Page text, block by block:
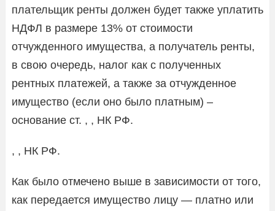
плательщик ренты должен будет также уплатить
НДФЛ в размере 13% от стоимости
отчужденного имущества, а получатель ренты,
в свою очередь, налог как с полученных
рентных платежей, а также за отчужденное
имущество (если оно было платным) –
основание ст. , , НК РФ.
, , НК РФ.
Как было отмечено выше в зависимости от того,
как передается имущество лицу — платно или